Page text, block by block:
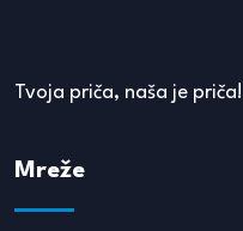
Tvoja priča, naša je priča!
Mreže